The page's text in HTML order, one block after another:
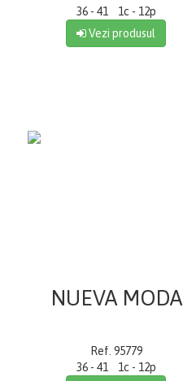
36 - 41 1c - 12p
Vezi produsul
NUEVA MODA
Ref. 95779
36 - 41 1c - 12p